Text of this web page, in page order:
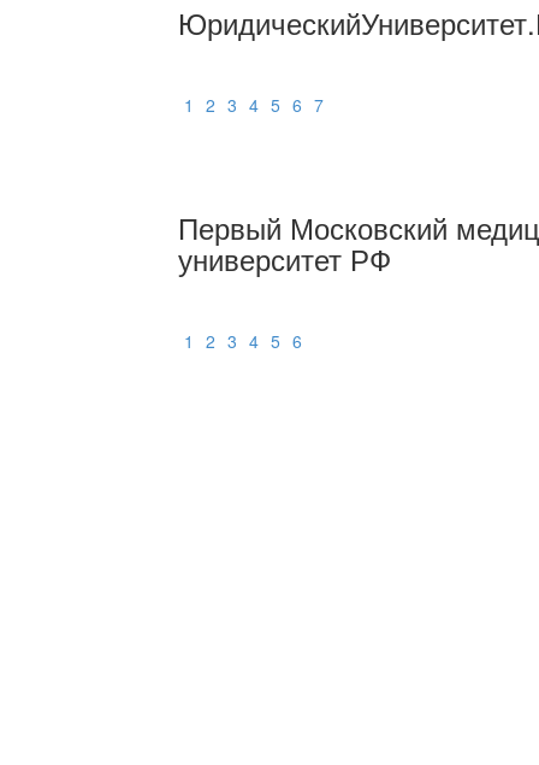
1 2 3 4 5 6 7
Первый Московский
университет РФ
1 2 3 4 5 6